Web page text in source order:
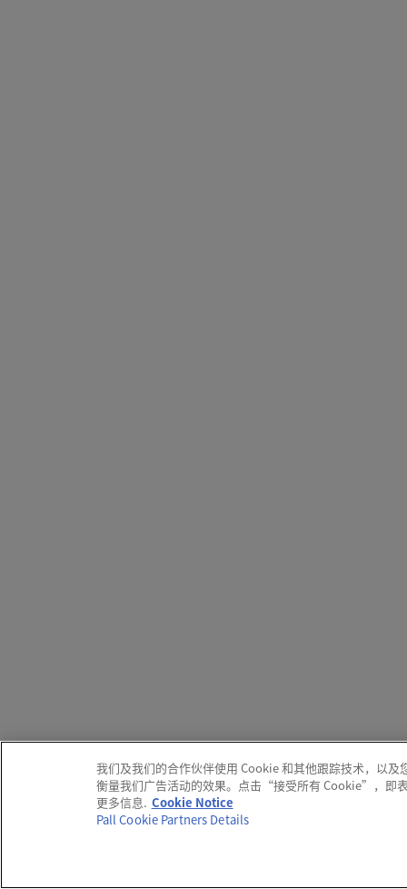
我们及我们的合作伙伴使用 Cookie 和其他跟踪技术，以
衡量我们广告活动的效果。点击“接受所有 Cookie”，即
更多信息. Cookie Notice
Pall Cookie Partners Details